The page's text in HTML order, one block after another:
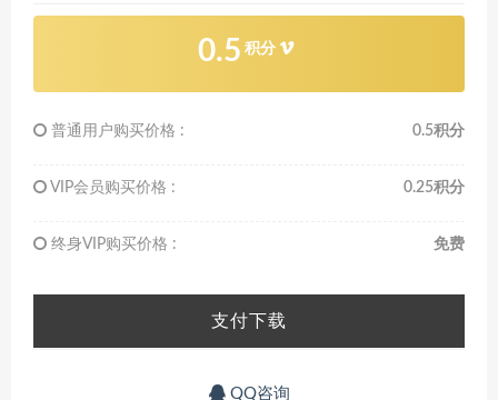
0.5 积分
普通用户购买价格 : 0.5积分
VIP会员购买价格 : 0.25积分
终身VIP购买价格 : 免费
支付下载
QQ咨询